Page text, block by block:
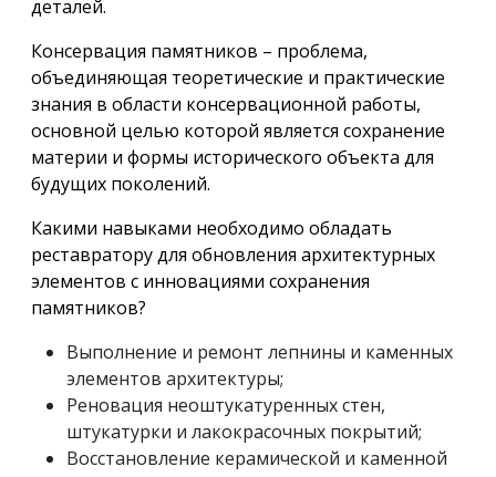
деталей.
Консервация памятников – проблема,
объединяющая теоретические и практические
знания в области консервационной работы,
основной целью которой является сохранение
материи и формы исторического объекта для
будущих поколений.
Какими навыками необходимо обладать
реставратору для обновления архитектурных
элементов с инновациями сохранения
памятников?
Выполнение и ремонт лепнины и каменных
элементов архитектуры;
Реновация неоштукатуренных стен,
штукатурки и лакокрасочных покрытий;
Восстановление керамической и каменной